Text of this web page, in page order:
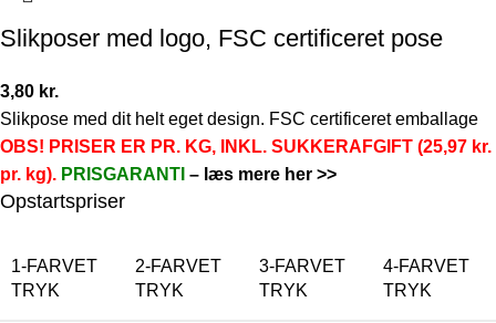
Slikposer med logo, FSC certificeret pose
3,80 kr.
Slikpose med dit helt eget design. FSC certificeret emballage
OBS! PRISER ER PR. KG, INKL. SUKKERAFGIFT (25,97 kr.
pr. kg). PRISGARANTI – læs mere her >>
Opstartspriser
1-FARVET
TRYK
2-FARVET
TRYK
3-FARVET
TRYK
4-FARVET
TRYK